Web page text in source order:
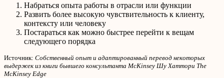
Набраться опыта работы в отрасли или функции
Развить более высокую чувствительность к клиенту,
контексту или человеку
Постараться как можно быстрее перейти к вещам
следующего порядка
Источник: Собственный опыт и адаптированный перевод некоторых
выдержек из книги бывшего консультанта McKinsey Шу Хаттори The
McKinsey Edge